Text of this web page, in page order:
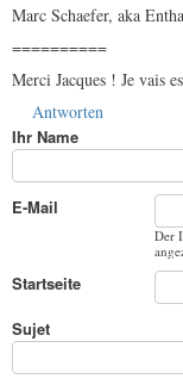
Marc Schaefer, aka
==========
Merci Jacques ! Je vais
Antworten
Ihr Name
E-Mail
Der
Startseite
Sujet